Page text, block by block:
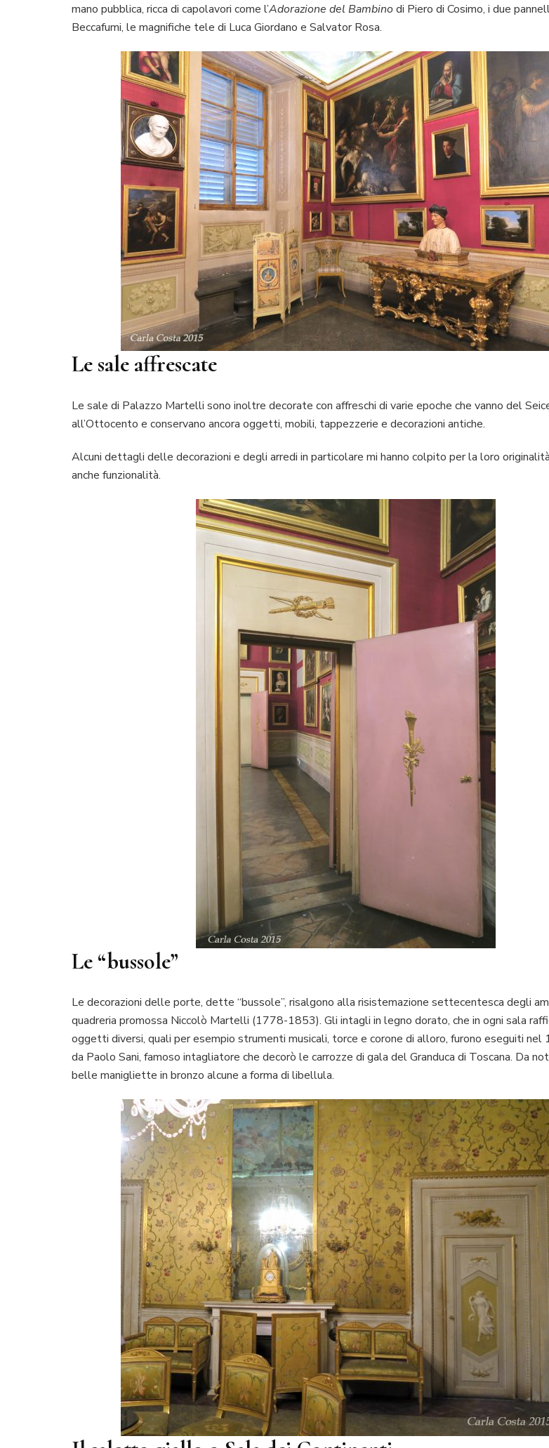
mano pubblica, ricca di capolavori come l’Adorazione del Bambinodi Piero di Cosimo, i due
Beccafumi, le magnifiche tele di Luca Giordano e Salvator Rosa.
Le sale affrescate
Le sale di Palazzo Martelli sono inoltre decorate con affreschi di varie epoche che vanno del
all’Ottocento e conservano ancora oggetti, mobili, tappezzerie e decorazioni antiche.
Alcuni dettagli delle decorazioni e degli arredi in particolare mi hanno colpito per la loro
anche funzionalità.
Le “bussole”
Le decorazioni delle porte, dette “bussole”, risalgono alla risistemazione settecentesca degli
quadreria promossa Niccolò Martelli (1778-1853). Gli intagli in legno dorato, che in ogni sala
oggetti diversi, quali per esempio strumenti musicali, torce e corone di alloro, furono eseguiti
da Paolo Sani, famoso intagliatore che decorò le carrozze di gala del Granduca di Toscana. Da
belle manigliette in bronzo alcune a forma di libellula.